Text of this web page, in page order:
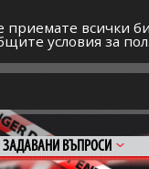
всички
условия за
ЗАДАВАНИ ВЪПРОСИ